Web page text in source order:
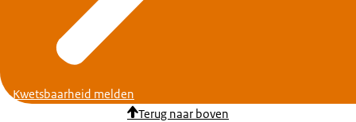
Kwetsbaarheid melden
Terug naar boven